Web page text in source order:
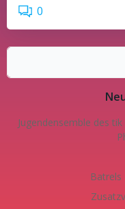
0
Jugendensemble des
Batrels